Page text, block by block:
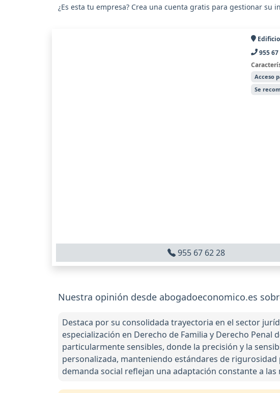
¿Es esta tu empresa? Crea una cuenta gratis para gestionar su
Edificio
955 67
Acceso
Se
955 67 62 28
Nuestra opinión desde abogadoeconomico.es
Destaca por su consolidada trayectoria en el sector
especialización en Derecho de Familia y Derecho
particularmente sensibles, donde la precisión y la
personalizada, manteniendo estándares de
demanda social reflejan una adaptación constante a